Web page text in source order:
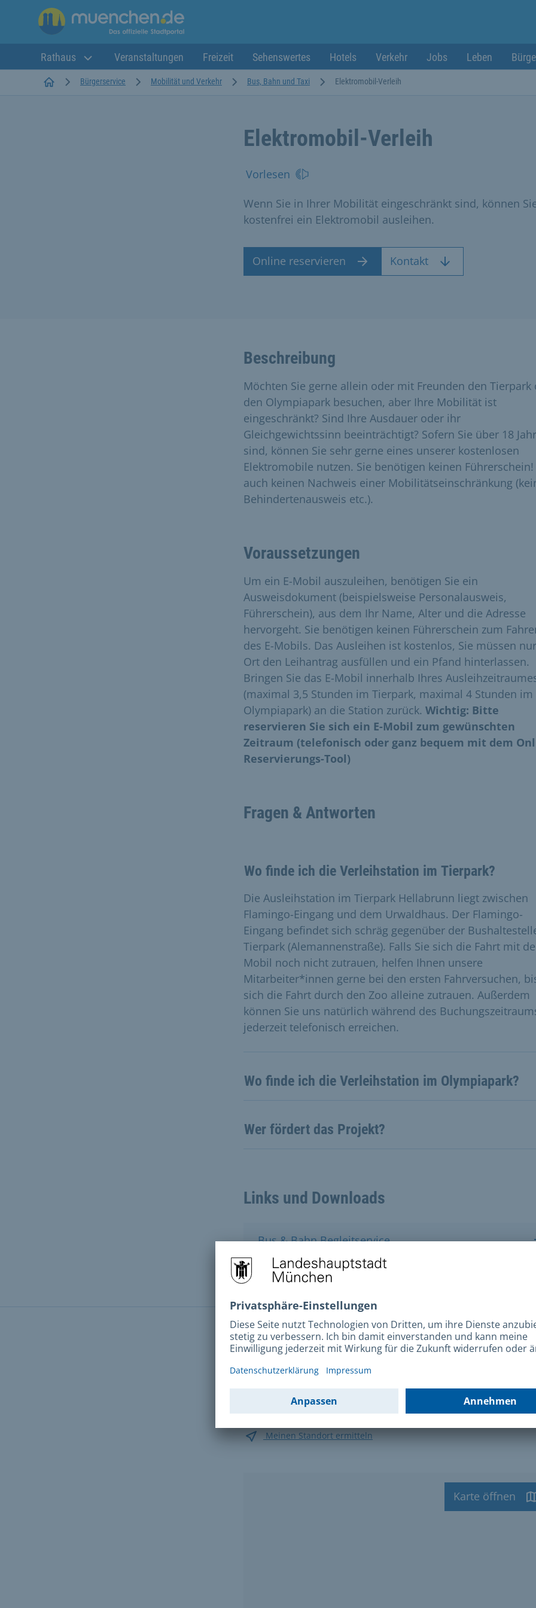
Rathaus Veranstaltungen Freizeit Sehenswertes Hotels Verkehr Jobs Leben
StartseiteBürgerservice Mobilität und Verkehr Bus, Bahn und Taxi Elektromobil-Verleih
Elektromobil-Verleih
Vorlesen
Wenn Sie in Ihrer Mobilität eingeschränkt sind, können
kostenfrei ein Elektromobil ausleihen.
Online reservieren Kontakt
Beschreibung
Möchten Sie gerne allein oder mit Freunden den Tierpark
den Olympiapark besuchen, aber Ihre Mobilität ist
eingeschränkt? Sind Ihre Ausdauer oder ihr
Gleichgewichtssinn beeinträchtigt? Sofern Sie über 18
sind, können Sie sehr gerne eines unserer kostenlosen
Elektromobile nutzen. Sie benötigen keinen
auch keinen Nachweis einer Mobilitätseinschränkung
Behindertenausweis etc.).
Voraussetzungen
Um ein E-Mobil auszuleihen, benötigen Sie ein
Ausweisdokument (beispielsweise Personalausweis,
Führerschein), aus dem Ihr Name, Alter und die Adresse
hervorgeht. Sie benötigen keinen Führerschein zum
des E-Mobils. Das Ausleihen ist kostenlos, Sie müssen
Ort den Leihantrag ausfüllen und ein Pfand hinterlassen.
Bringen Sie das E-Mobil innerhalb Ihres
(maximal 3,5 Stunden im Tierpark, maximal 4 Stunden im
Olympiapark) an die Station zurück. Wichtig: Bitte
reservieren Sie sich ein E-Mobil zum gewünschten
Zeitraum (telefonisch oder ganz bequem mit dem
Reservierungs-Tool)
Fragen & Antworten
Wo finde ich die Verleihstation im Tierpark?
Die Ausleihstation im Tierpark Hellabrunn liegt zwischen
Flamingo-Eingang und dem Urwaldhaus. Der Flamingo-
Eingang befindet sich schräg gegenüber der
Tierpark (Alemannenstraße). Falls Sie sich die Fahrt mit
Mobil noch nicht zutrauen, helfen Ihnen unsere
Mitarbeiter*innen gerne bei den ersten Fahrversuchen,
sich die Fahrt durch den Zoo alleine zutrauen. Außerdem
können Sie uns natürlich während des
jederzeit telefonisch erreichen.
Wo finde ich die Verleihstation im Olympiapark?
Wer fördert das Projekt?
Links und Downloads
Bus & Bahn Begleitservice
Kontakt
Meinen Standort ermitteln
Karte öffnen